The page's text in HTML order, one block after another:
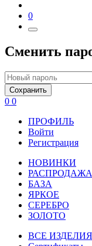
0
Сменить
Сохранить
0 0
ПРОФИЛЬ
Войти
Регистрация
НОВИНКИ
РАСПРОДАЖА
БАЗА
ЯРКОЕ
СЕРЕБРО
ЗОЛОТО
ВСЕ ИЗДЕЛИЯ